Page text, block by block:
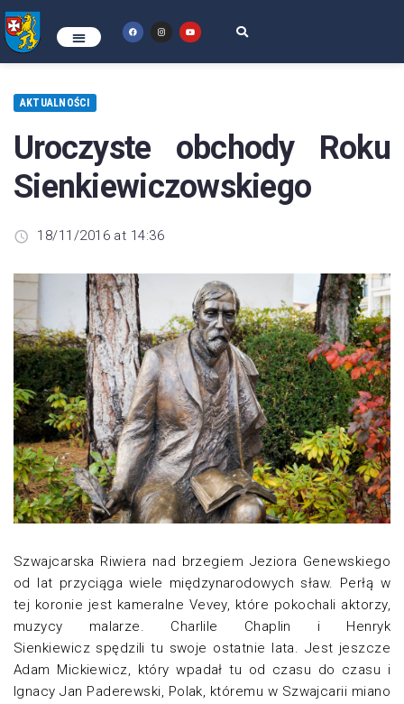
AKTUALNOŚCI
Uroczyste obchody Roku
Sienkiewiczowskiego
18/11/2016 at 14:36
Szwajcarska Riwiera nad brzegiem Jeziora Genewskiego
od lat przyciąga wiele międzynarodowych sław. Perłą w
tej koronie jest kameralne Vevey, które pokochali aktorzy,
muzycy malarze. Charlile Chaplin i Henryk
Sienkiewiczspędzili tu swoje ostatnie lata. Jest jeszcze
Adam Mickiewicz, który wpadał tu od czasu do czasu i
Ignacy Jan Paderewski, Polak, któremu w Szwajcarii miano